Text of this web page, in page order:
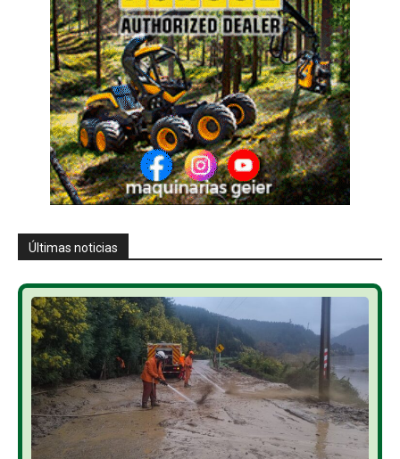
Últimas noticias